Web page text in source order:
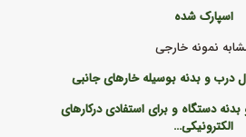
اسپارک شده
نمونه خارجی
درب و بدنه بوسیله خارهای جانبی
دستگاه و برای استفادی درکارهای
الکترونیکی…